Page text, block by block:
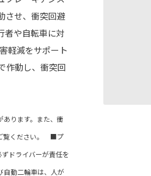
させ、衝突回避
者や自転車に対
軽減をサポート
作動し、衝突回
ります。また、衝
ご覧ください。 ■プ
ドライバーが責任を
動二輪車は、人が